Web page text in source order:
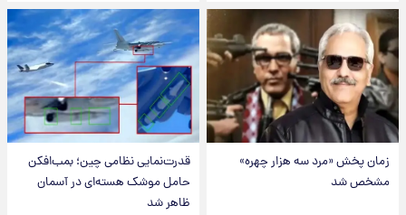
زمان پخش «مرد سه هزار چهره»
مشخص شد
قدرت‌نمایی نظامی چین؛ بمب‌افکن
حامل موشک هسته‌ای در آسمان
ظاهر شد